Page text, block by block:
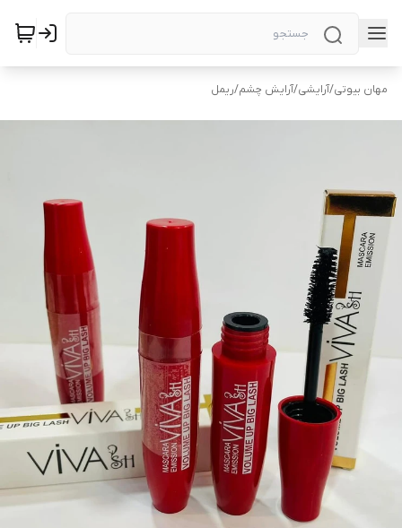
مهان بیوتی/آرایشی/آرایش چشم/ریمل